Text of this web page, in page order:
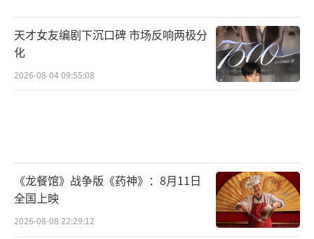
天才女友编剧下沉口碑 市场反响两极分
化
2026-08-04 09:55:08
《龙餐馆》战争版《药神》：8月11日
全国上映
2026-08-08 22:29:12